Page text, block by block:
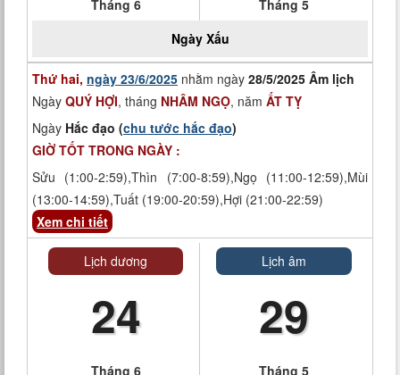
Tháng 6
Tháng 5
Ngày Xấu
Thứ hai, ngày 23/6/2025 nhằm ngày 28/5/2025 Âm lịch
Ngày QUÝ HỢI, tháng NHÂM NGỌ, năm ẤT TỴ
Ngày Hắc đạo (chu tước hắc đạo)
GIỜ TỐT TRONG NGÀY :
Sửu (1:00-2:59),Thìn (7:00-8:59),Ngọ (11:00-12:59),Mùi
(13:00-14:59),Tuất (19:00-20:59),Hợi (21:00-22:59)
Xem chi tiết
Lịch dương
24
Tháng 6
Lịch âm
29
Tháng 5